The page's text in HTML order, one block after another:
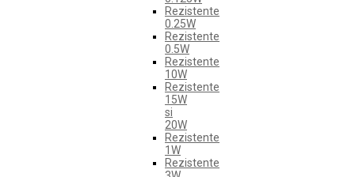
Rezistente
0.25W
Rezistente
0.5W
Rezistente
10W
Rezistente
15W
si
20W
Rezistente
1W
Rezistente